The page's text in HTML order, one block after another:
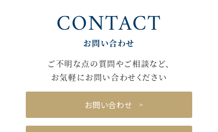
CONTACT
お問い合わせ
ご不明な点の質問やご相談など、
お気軽にお問い合わせください
お問い合わせ